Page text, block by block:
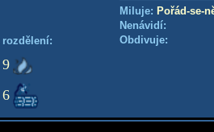
rozdělení:
9
6
Miluje: Pořád-se-
Nenávidí:
Obdivuje: